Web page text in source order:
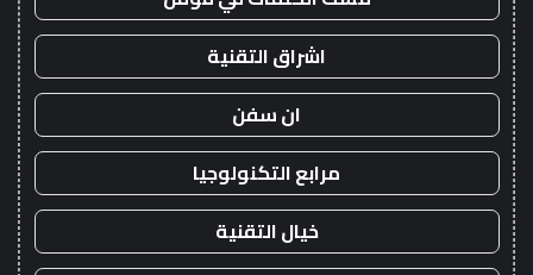
اشراق التقنية
ان سفن
مرابع التكنولوجيا
خيال التقنية